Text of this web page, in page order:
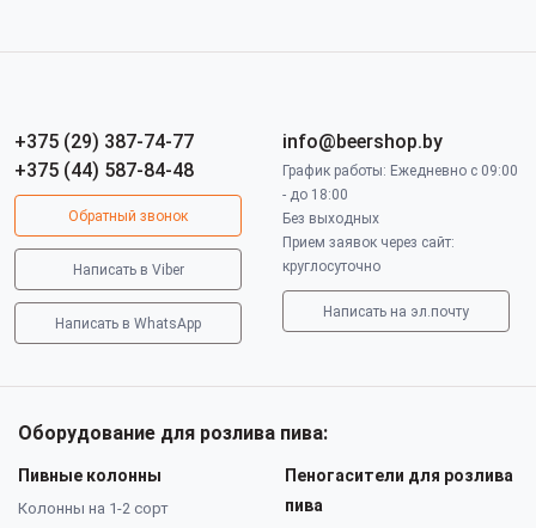
+375 (29) 387-74-77
+375 (44) 587-84-48
Обратный звонок
Написать в Viber
Написать в WhatsApp
info@beershop.by
График работы: Ежедневно с 09:00
- до 18:00
Без выходных
Прием заявок через сайт:
круглосуточно
Написать на эл.почту
Оборудование для розлива пива:
Пивные колонны
Колонны на 1-2 сорт
Пеногасители для розлива
пива